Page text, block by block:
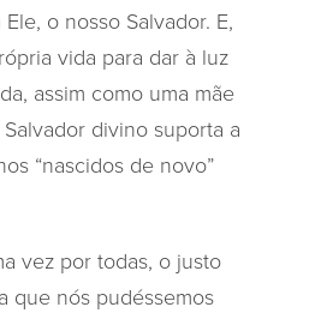
o nosso Salvador. E,
vida para dar à luz
assim como uma mãe
divino suporta a
“nascidos de novo”
vez por todas, o justo
que nós pudéssemos